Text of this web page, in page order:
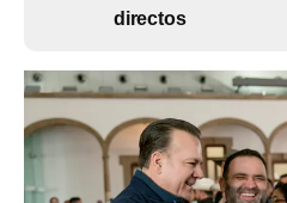
directos